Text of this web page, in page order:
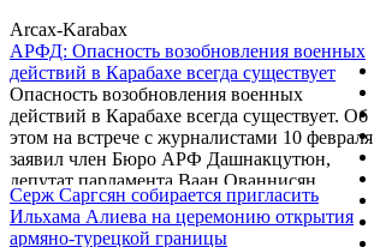
Arcax-Karabax
АРФД: Опасность возобновления военных
действий в Карабахе всегда существует
Опасность возобновления военных
действий в Карабахе всегда существует. Об
этом на встрече с журналистами 10 февраля
заявил член Бюро АРФ Дашнакцутюн,
депутат парламента Ваан Ованнисян.
Серж Саргсян собирается пригласить
Ильхама Алиева на церемонию открытия
армяно-турецкой границы